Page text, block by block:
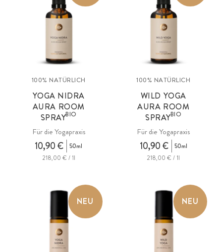
100% NATÜRLICH
YOGA NIDRA
AURA ROOM
SPRAYBIO
Für die Yogapraxis
10,90 €
50ml
218,00 € / 1l
100% NATÜRLICH
WILD YOGA
AURA ROOM
SPRAYBIO
Für die Yogapraxis
10,90 €
50ml
218,00 € / 1l
NEU NEU